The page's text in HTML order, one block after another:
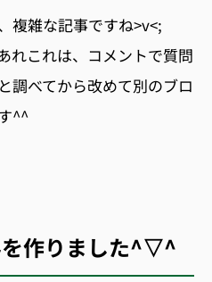
複雑な記事ですね>v<;
れこれは、コメントで質問
調べてから改めて別のブロ
^^
作りました^▽^